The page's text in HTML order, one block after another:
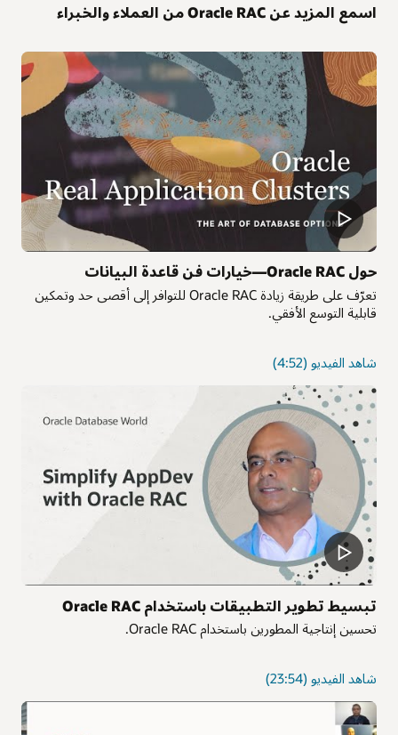
اسمع المزيد عن Oracle RAC من العملاء والخبراء
حول Oracle RAC—خيارات فن قاعدة البيانات
تعرّف على طريقة زيادة Oracle RAC للتوافر إلى أقصى حد وتمكين
قابلية التوسع الأفقي.
شاهد الفيديو حول
RAC
—
فن
خيارات
قاعدة
البيانات
(4:52)
تبسيط تطوير التطبيقات باستخدام Oracle RAC
تحسين إنتاجية المطورين باستخدام Oracle RAC.
شاهد الفيديو حول(23:54)